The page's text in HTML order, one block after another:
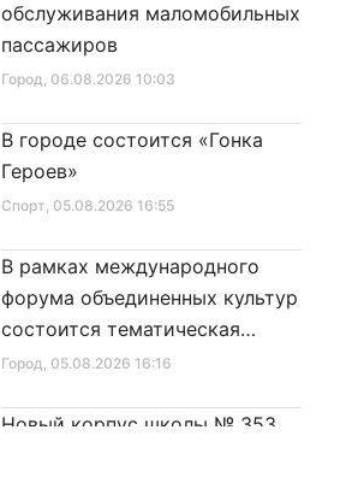
Город, 06.08.2026 10:03
обслуживания маломобильных
пассажиров
Спорт, 05.08.2026 16:55
В городе состоится «Гонка
Героев»
Город, 05.08.2026 16:16
В рамках международного
форума объединенных культур
состоится тематическая
секция
Новый корпус школы № 353